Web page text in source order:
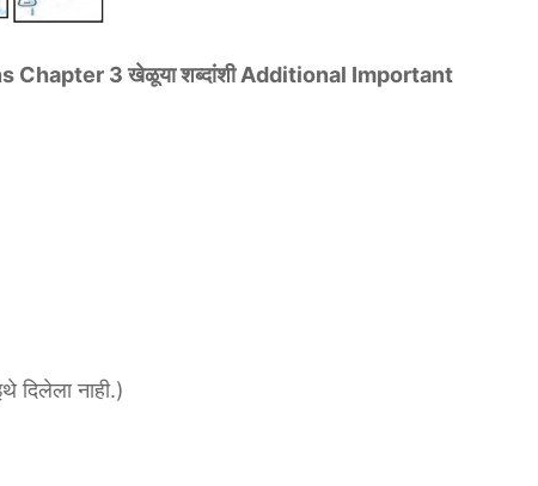
3 खेळूया शब्दांशी Additional Important
दिलेला नाही.)